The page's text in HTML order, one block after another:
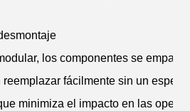
los componentes se
fácilmente sin un
minimiza el impacto en las